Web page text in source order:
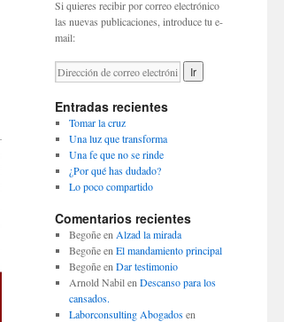
Si quieres recibir por correo electrónico
las nuevas publicaciones, introduce tu e-
mail:
Entradas recientes
Tomar la cruz
Una luz que transforma
Una fe que no se rinde
¿Por qué has dudado?
Lo poco compartido
Comentarios recientes
Begoñeen Alzad la mirada
Begoñeen El mandamiento principal
Begoñeen Dar testimonio
Arnold Nabilen Descanso para los
cansados.
Laborconsulting Abogadosen